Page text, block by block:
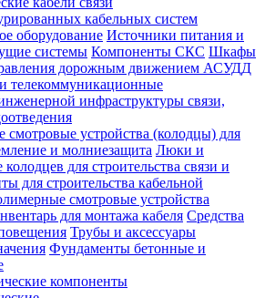
кабельных систем
оборудование Источники питания и
системы Компоненты СКС Шкафы
дорожным движением АСУДД
телекоммуникационные
инфраструктуры связи,
смотровые устройства (колодцы) для
и молниезащита Люки и
для строительства связи и
для строительства кабельной
смотровые устройства
для монтажа кабеля Средства
Трубы и аксессуары
Фундаменты бетонные и
компоненты